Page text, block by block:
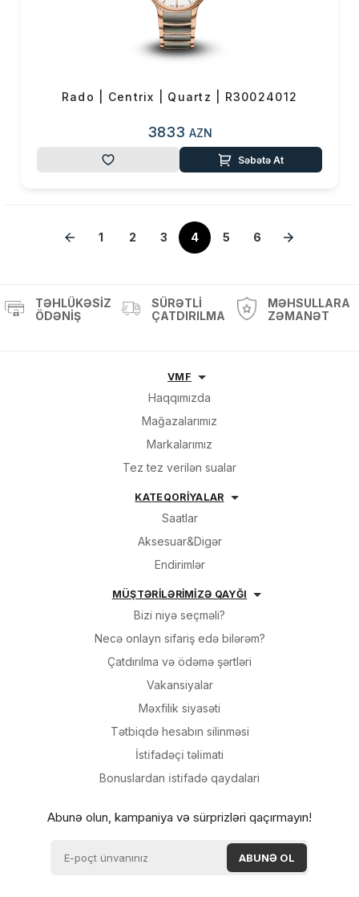
Rado | Centrix | Quartz | R30024012
3833 AZN
Səbətə At
1 2 3 4 5 6
TƏHLÜKƏSIZ
ÖDƏNIŞ
SÜRƏTLI
ÇATDIRILMA
MƏHSULLARA
ZƏMANƏT
VMF
Haqqımızda
Mağazalarımız
Markalarımız
Tez tez verilən sualar
KATEQORİYALAR
Saatlar
Aksesuar&Digər
Endirimlər
MÜŞTƏRİLƏRİMİZƏ QAYĞI
Bizi niyə seçməli?
Necə onlayn sifariş edə bilərəm?
Çatdırılma və ödəmə şərtləri
Vakansiyalar
Məxfilik siyasəti
Tətbiqdə hesabın silinməsi
İsti̇fadəçi̇ təli̇mati
Bonuslardan i̇sti̇fadə qaydalari
Abunə olun, kampaniya və sürprizləri qaçırmayın!